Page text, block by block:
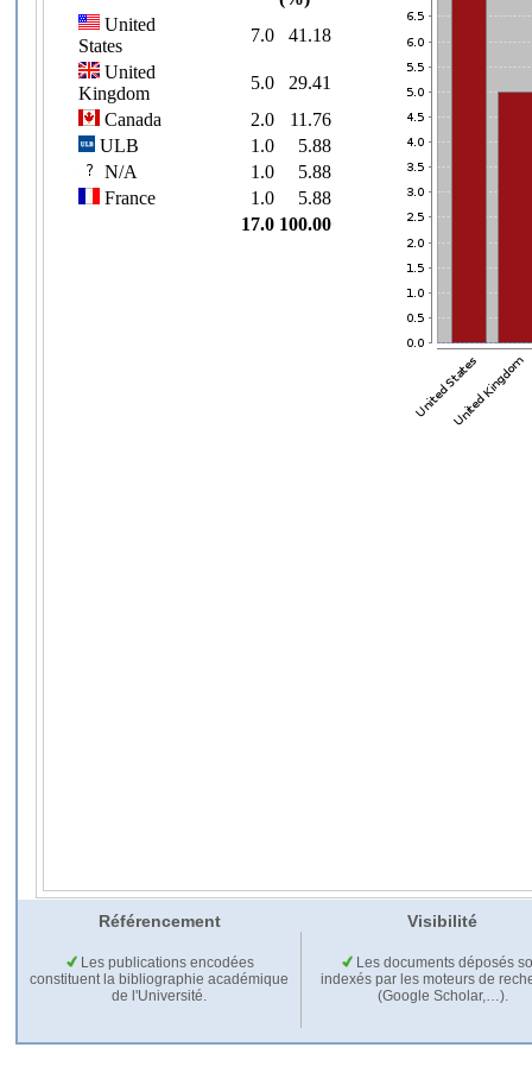
Référencement Visibilité
Les publications encodées
constituent la bibliographie académique
de l'Université.
Les documents déposés
indexés par les moteurs de
(Google Scholar,…).